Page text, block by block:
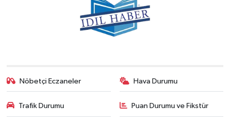
Nöbetçi Eczaneler Hava Durumu
Trafik Durumu Puan Durumu ve Fikstür